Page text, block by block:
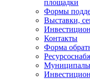
площадки
Формы
Выставки,
Контакты
Форма